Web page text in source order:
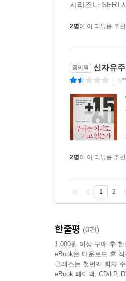
고령화, 민주주의,
세율인상 여지를 확
2013년 시점에서
한국경제는 필연적
저자는 그렇다고 해
높고 생산성이 높으
역동성을 유지해야
이 책은 지난 60년
제언한다. 마지막
효율화 방안을 제안한
시리즈나 SERI
2명이 이 리뷰를 추
종이책 신자유
2명이 이 리뷰를 추
1 2
한줄평 (0건)
1,000원 이상 구매 후 한
eBook은 다운로드 후
클래스는 첫번째 회차
eBook 페이백, CD/LP,